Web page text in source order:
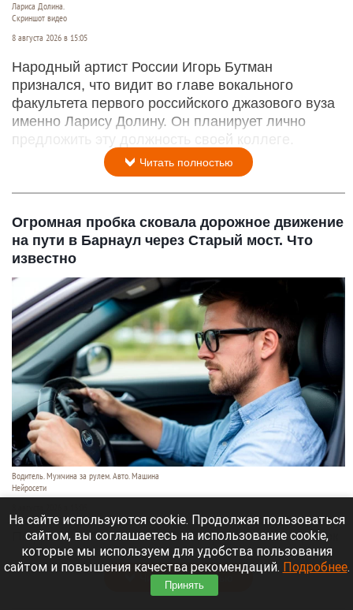
Лариса Долина.
Скриншот видео
8 августа 2026 в 15:05
Народный артист России Игорь Бутман
признался, что видит во главе вокального
факультета первого российского джазового вуза
именно Ларису Долину. Он планирует лично
предложить эту должность своей коллеге.
Читать полностью
Огромная пробка сковала дорожное движение
на пути в Барнаул через Старый мост. Что
известно
Водитель. Мужчина за рулем. Авто. Машина
Нейросети
По данным 2GIS в самом городе сильных пробок
нет, но на въезде в город машины стоят.
Читать полностью
На сайте используются cookie. Продолжая пользоваться
сайтом, вы соглашаетесь на использование cookie,
которые мы используем для удобства пользования
сайтом и повышения качества рекомендаций. Подробнее.
Принять